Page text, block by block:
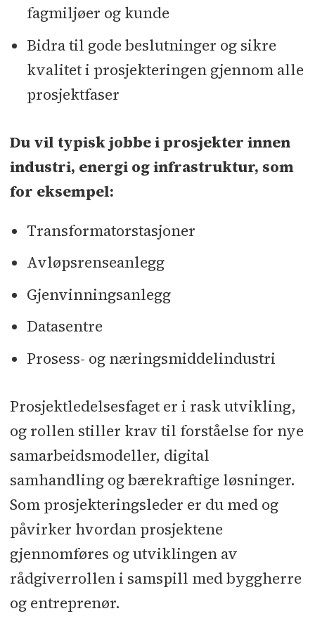
fagmiljøer og kunde
Bidra til gode beslutninger og sikre
kvalitet i prosjekteringen gjennom alle
prosjektfaser
Du vil typisk jobbe i prosjekter innen
industri, energi og infrastruktur, som
for eksempel:
Transformatorstasjoner
Avløpsrenseanlegg
Gjenvinningsanlegg
Datasentre
Prosess- og næringsmiddelindustri
Prosjektledelsesfaget er i rask utvikling,
og rollen stiller krav til forståelse for nye
samarbeidsmodeller, digital
samhandling og bærekraftige løsninger.
Som prosjekteringsleder er du med og
påvirker hvordan prosjektene
gjennomføres og utviklingen av
rådgiverrollen i samspill med byggherre
og entreprenør.